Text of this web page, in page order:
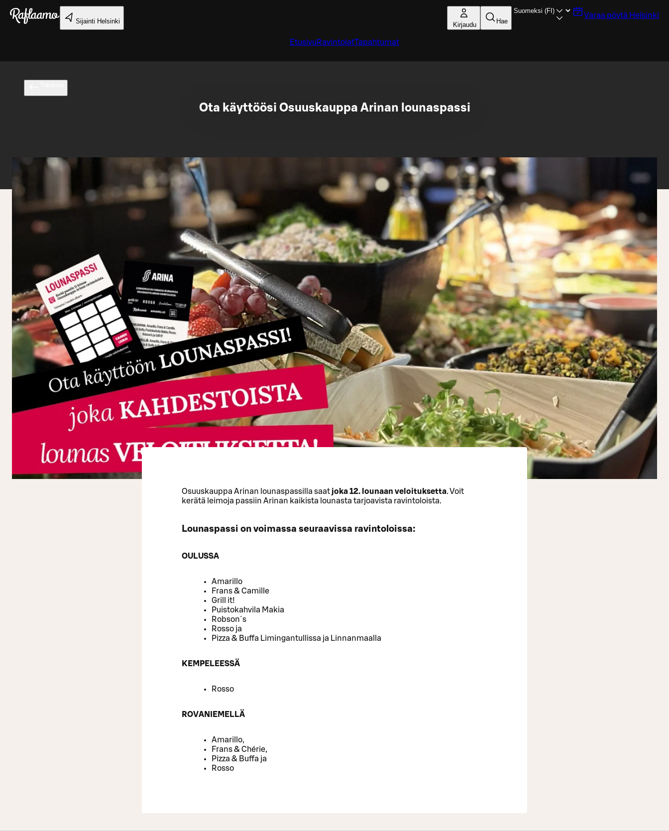
Siirry pääsisältöön
Sijainti Helsinki Kirjaudu Hae
Varaa pöytä Helsinki
Etusivu RavintolatTapahtumat
Ota käyttöösi Osuuskauppa Arinan lounaspassi
Osuuskauppa Arinan lounaspassilla saat joka 12. lounaan veloituksetta. Voit
kerätä leimoja passiin Arinan kaikista lounasta tarjoavista ravintoloista.
Lounaspassi on voimassa seuraavissa ravintoloissa:
OULUSSA
Amarillo
Frans & Camille
Grill it!
Puistokahvila Makia
Robson´s
Rosso ja
Pizza & Buffa Limingantullissa ja Linnanmaalla
KEMPELEESSÄ
Rosso
ROVANIEMELLÄ
Amarillo,
Frans & Chérie,
Pizza & Buffa ja
Rosso